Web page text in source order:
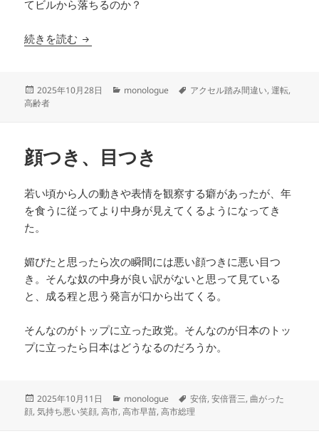
てビルから落ちるのか？
続きを読む アクセルの踏み間違い
投
稿
2025年10月28日
カ
monologue
タ
アクセル踏み間違い,運転,
高齢者
顔つき、目つき
若い頃から人の動きや表情を観察する癖があったが、年
を食うに従ってより中身が見えてくるようになってき
た。
媚びたと思ったら次の瞬間には悪い顔つきに悪い目つ
き。そんな奴の中身が良い訳がないと思って見ている
と、成る程と思う発言が口から出てくる。
そんなのがトップに立った政党。そんなのが日本のトッ
プに立ったら日本はどうなるのだろうか。
投
稿
2025年10月11日
カ
テ
monologue
タ
グ
安倍,安倍晋三, 曲がった
顔,気持ち悪い笑顔,高市,高市早苗,高市総理